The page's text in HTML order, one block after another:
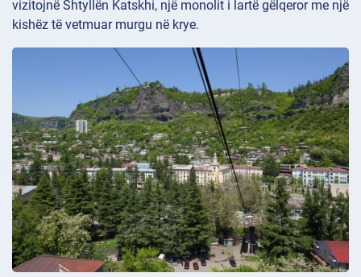
vizitojnë Shtyllën Katskhi, një monolit i lartë gëlqeror me një
kishëz të vetmuar murgu në krye.